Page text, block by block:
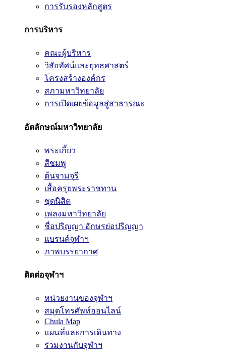
การรับรองหลักสูตร
การบริหาร
คณะผู้บริหาร
วิสัยทัศน์และยุทธศาสตร์
โครงสร้างองค์กร
สภามหาวิทยาลัย
การเปิดเผยข้อมูลสู่สาธารณะ
อัตลักษณ์มหาวิทยาลัย
พระเกี้ยว
สีชมพู
ต้นจามจุรี
เสื้อครุยพระราชทาน
ชุดนิสิต
เพลงมหาวิทยาลัย
ชื่อปริญญา อักษรย่อปริญญา
แบรนด์จุฬาฯ
ภาพบรรยากาศ
ติดต่อจุฬาฯ
หน่วยงานของจุฬาฯ
สมุดโทรศัพท์ออนไลน์
Chula Map
แผนที่และการเดินทาง
ร่วมงานกับจุฬาฯ